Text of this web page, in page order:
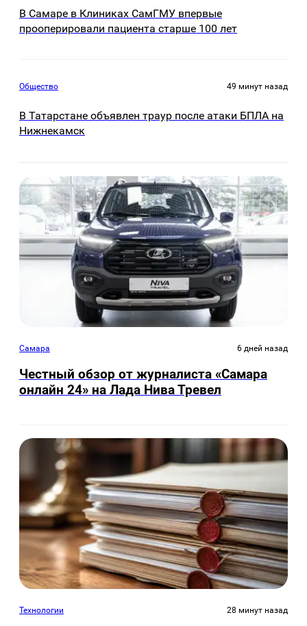
В Самаре в Клиниках СамГМУ впервые
прооперировали пациента старше 100 лет
Общество 49 минут назад
В Татарстане объявлен траур после атаки БПЛА на
Нижнекамск
Самара 6 дней назад
Честный обзор от журналиста «Самара
онлайн 24» на Лада Нива Тревел
Технологии 28 минут назад